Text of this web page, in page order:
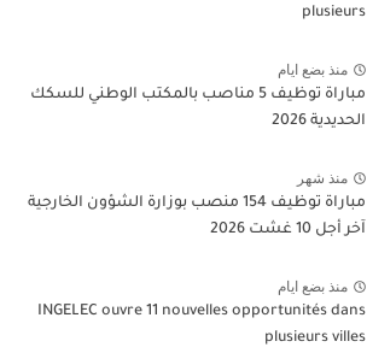
plusieurs
منذ بضع ايام
مباراة توظيف 5 مناصب بالمكتب الوطني للسكك
الحديدية 2026
منذ شهر
مباراة توظيف 154 منصب بوزارة الشؤون الخارجية
آخر أجل 10 غشت 2026
منذ بضع ايام
INGELEC ouvre 11 nouvelles opportunités dans
plusieurs villes